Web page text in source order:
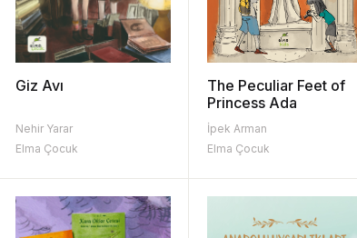
Giz Avı
Nehir Yarar
Elma Çocuk
The Peculiar Feet of
Princess Ada
İpek Arman
Elma Çocuk